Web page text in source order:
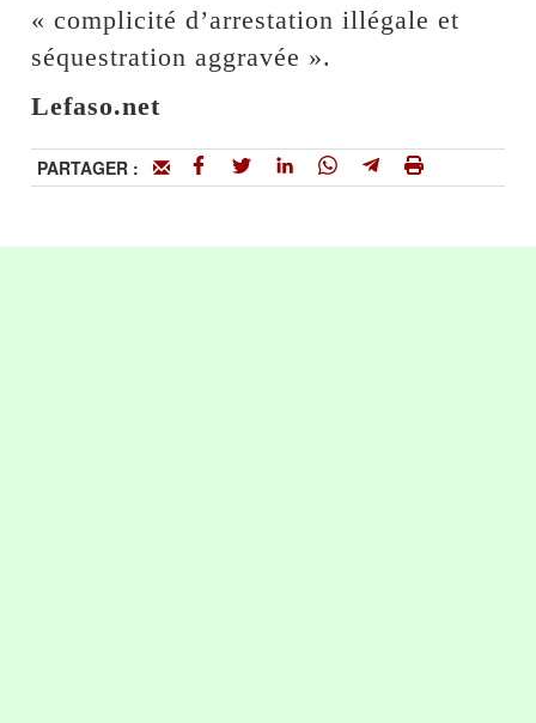
« complicité d’arrestation illégale et
séquestration aggravée ».
Lefaso.net
PARTAGER :